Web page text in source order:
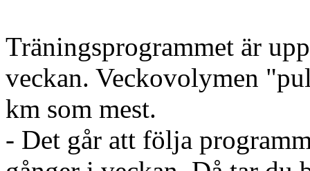
Träningsprogrammet är
veckan. Veckovolymen
km som mest.
- Det går att följa